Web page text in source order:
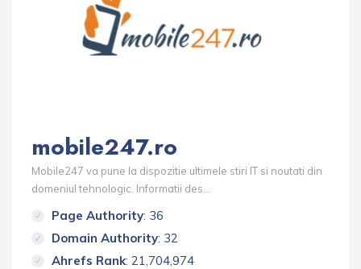
mobile247.ro
Mobile247 va pune la dispozitie ultimele stiri IT si noutati din
domeniul tehnologic. Informatii des...
Page Authority: 36
Domain Authority: 32
Ahrefs Rank: 21,704,974